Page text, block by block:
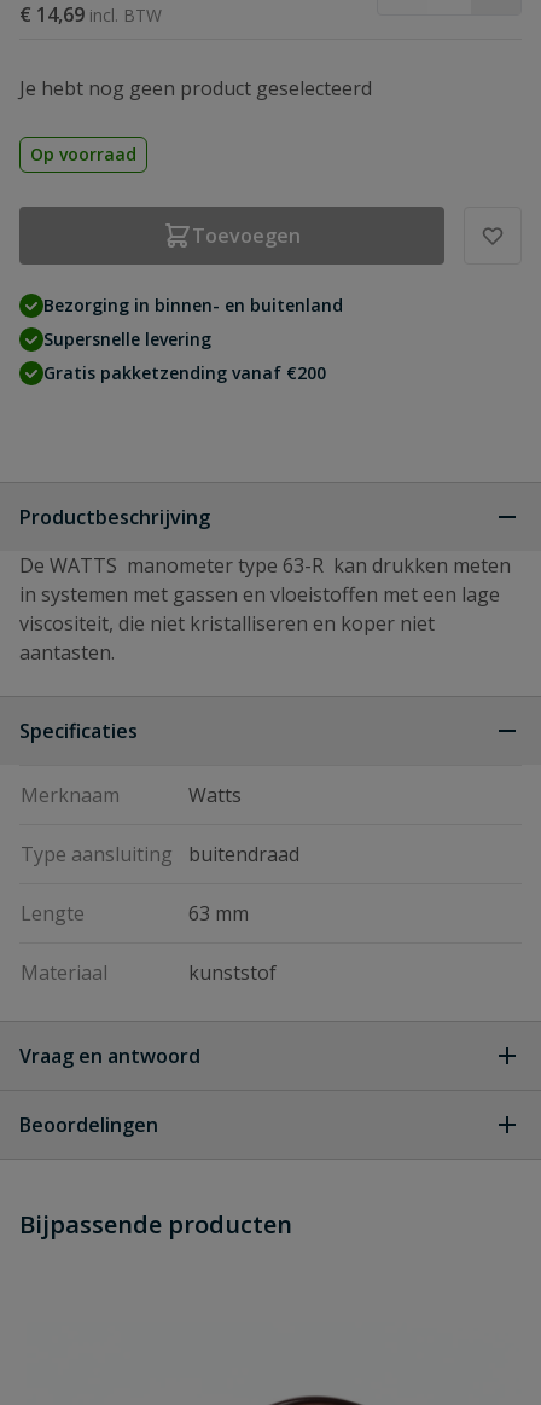
€ 14,69
Je hebt nog geen product geselecteerd
Op voorraad
Toevoegen
Bezorging in binnen- en buitenland
Supersnelle levering
Gratis pakketzending vanaf €200
Productbeschrijving
De WATTS manometer type 63-R kan drukken meten
in systemen met gassen en vloeistoffen met een lage
viscositeit, die niet kristalliseren en koper niet
aantasten.
Specificaties
Merknaam Watts
Type aansluiting buitendraad
Lengte 63 mm
Materiaal kunststof
Vraag en antwoord
dit product?
Beoordelingen
Schrijf zelf een beoordeling
Bijpassende producten